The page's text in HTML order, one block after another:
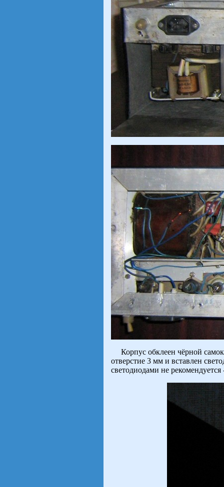
Корпус обклеен чёрной
отверстие 3 мм и вставлен
светодиодами не